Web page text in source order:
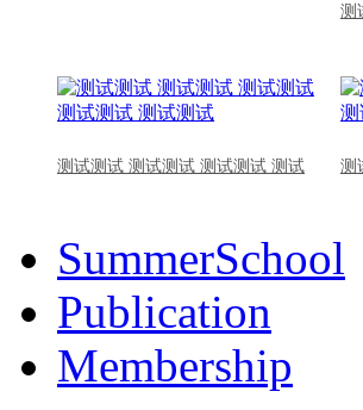
测
测试测试 测试测试 测试测试 测试 测
SummerSchool
Publication
Membership